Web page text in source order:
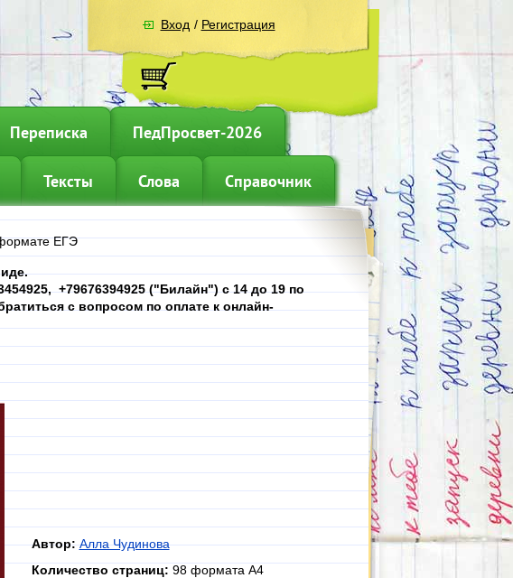
Вход / Регистрация
Переписка ПедПросвет-2026
Тексты Слова Справочник
ЕГЭ
+79676394925 ("Билайн") с 14 до 19 по
с вопросом по оплате к онлайн-
Автор: Алла Чудинова
Количество страниц: 98 формата А4